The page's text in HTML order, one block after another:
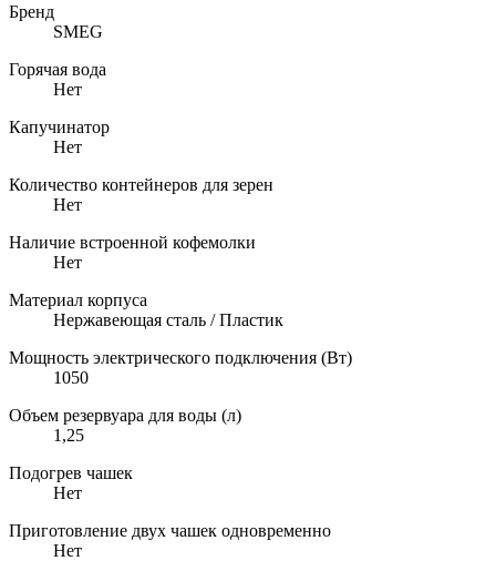
Бренд
SMEG
Горячая вода
Нет
Капучинатор
Нет
Количество контейнеров для зерен
Нет
Наличие встроенной кофемолки
Нет
Материал корпуса
Нержавеющая сталь / Пластик
Мощность электрического подключения (Вт)
1050
Объем резервуара для воды (л)
1,25
Подогрев чашек
Нет
Приготовление двух чашек одновременно
Нет